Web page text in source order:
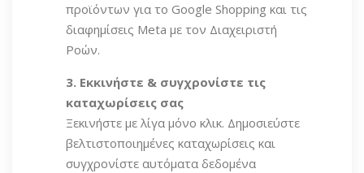
προϊόντων για το Google Shopping και τις
διαφημίσεις Meta με τον Διαχειριστή
Ροών.
3. Εκκινήστε & συγχρονίστε τις
καταχωρίσεις σας
Ξεκινήστε με λίγα μόνο κλικ. Δημοσιεύστε
βελτιστοποιημένες καταχωρίσεις και
συγχρονίστε αυτόματα δεδομένα